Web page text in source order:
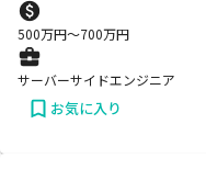
500万円〜700万円
サーバーサイドエンジニア
お気に入り